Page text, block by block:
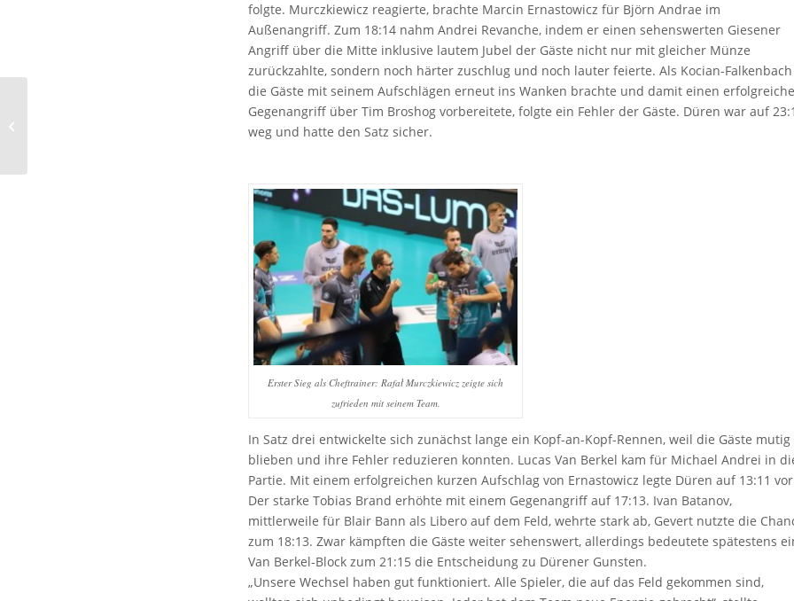
folgte. Murczkiewicz reagierte, brachte Marcin Ernastowicz für Björn Andrae im
Außenangriff. Zum 18:14 nahm Andrei Revanche, indem er einen sehenswerten Giesener
Angriff über die Mitte inklusive lautem Jubel der Gäste nicht nur mit gleicher Münze
zurückzahlte, sondern noch härter zuschlug und noch lauter feierte. Als Kocian-Falkenbach
die Gäste mit seinem Aufschlägen erneut ins Wanken brachte und damit einen
Gegenangriff über Tim Broshog vorbereitete, folgte ein Fehler der Gäste. Düren war auf
weg und hatte den Satz sicher.
Erster Sieg als Cheftrainer: Rafał Murczkiewicz zeigte sich
zufrieden mit seinem Team.
In Satz drei entwickelte sich zunächst lange ein Kopf-an-Kopf-Rennen, weil die Gäste mutig
blieben und ihre Fehler reduzieren konnten. Lucas Van Berkel kam für Michael Andrei in
Partie. Mit einem erfolgreichen kurzen Aufschlag von Ernastowicz legte Düren auf 13:11
Der starke Tobias Brand erhöhte mit einem Gegenangriff auf 17:13. Ivan Batanov,
mittlerweile für Blair Bann als Libero auf dem Feld, wehrte stark ab, Gevert nutzte die
zum 18:13. Zwar kämpften die Gäste weiter sehenswert, allerdings bedeutete spätestens
Van Berkel-Block zum 21:15 die Entscheidung zu Dürener Gunsten.
„Unsere Wechsel haben gut funktioniert. Alle Spieler, die auf das Feld gekommen sind,